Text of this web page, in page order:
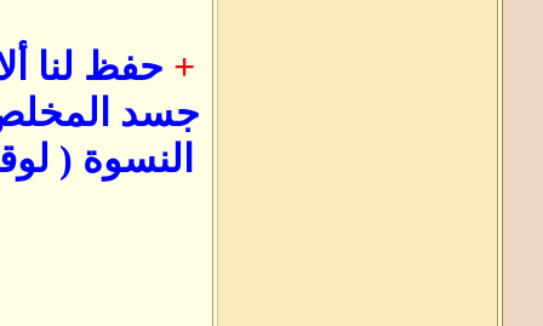
+ حفظ لنا